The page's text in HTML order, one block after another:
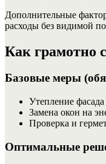
Дополнительные
расходы без видимой
Как грамотно
Базовые меры
Утепление
Замена окон на
Проверка и
Оптимальные